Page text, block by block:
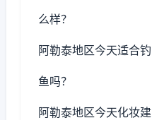
么样？
阿勒泰地区今天适合钓
鱼吗？
阿勒泰地区今天化妆建